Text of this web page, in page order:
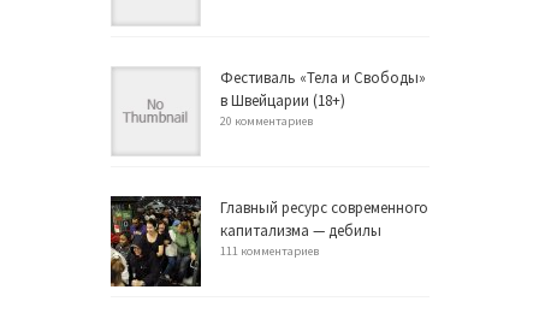
Фестиваль «Тела и Свободы»
в Швейцарии (18+)
20 комментариев
Главный ресурс современного
капитализма — дебилы
111 комментариев